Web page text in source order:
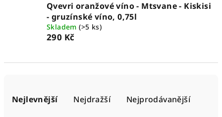
Qvevri oranžové víno - Mtsvane - Kiskisi
- gruzínské víno, 0,75l
Skladem(>5 ks)
290 Kč
Nejlevnější Nejdražší Nejprodávanější